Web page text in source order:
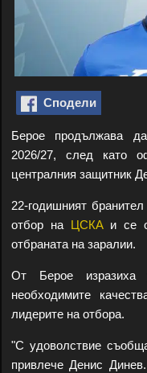
Сподели
Берое продължава
2026/27, след като
централния защитник
22-годишният
отбор на ЦСКАи се
отбраната на заралии.
От Берое изразиха
необходимите
лидерите на отбора.
"С удоволствие
привлече Денис